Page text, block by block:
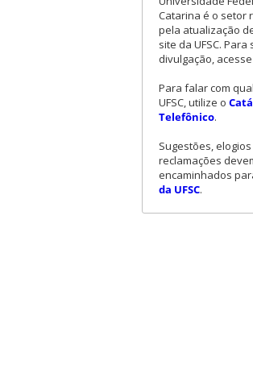
Catarina é o setor
pela atualização
site da UFSC.
divulgação, acesse
Para falar com
UFSC, utilize o
Telefônico.
Sugestões,
reclamações
encaminhados
da UFSC.